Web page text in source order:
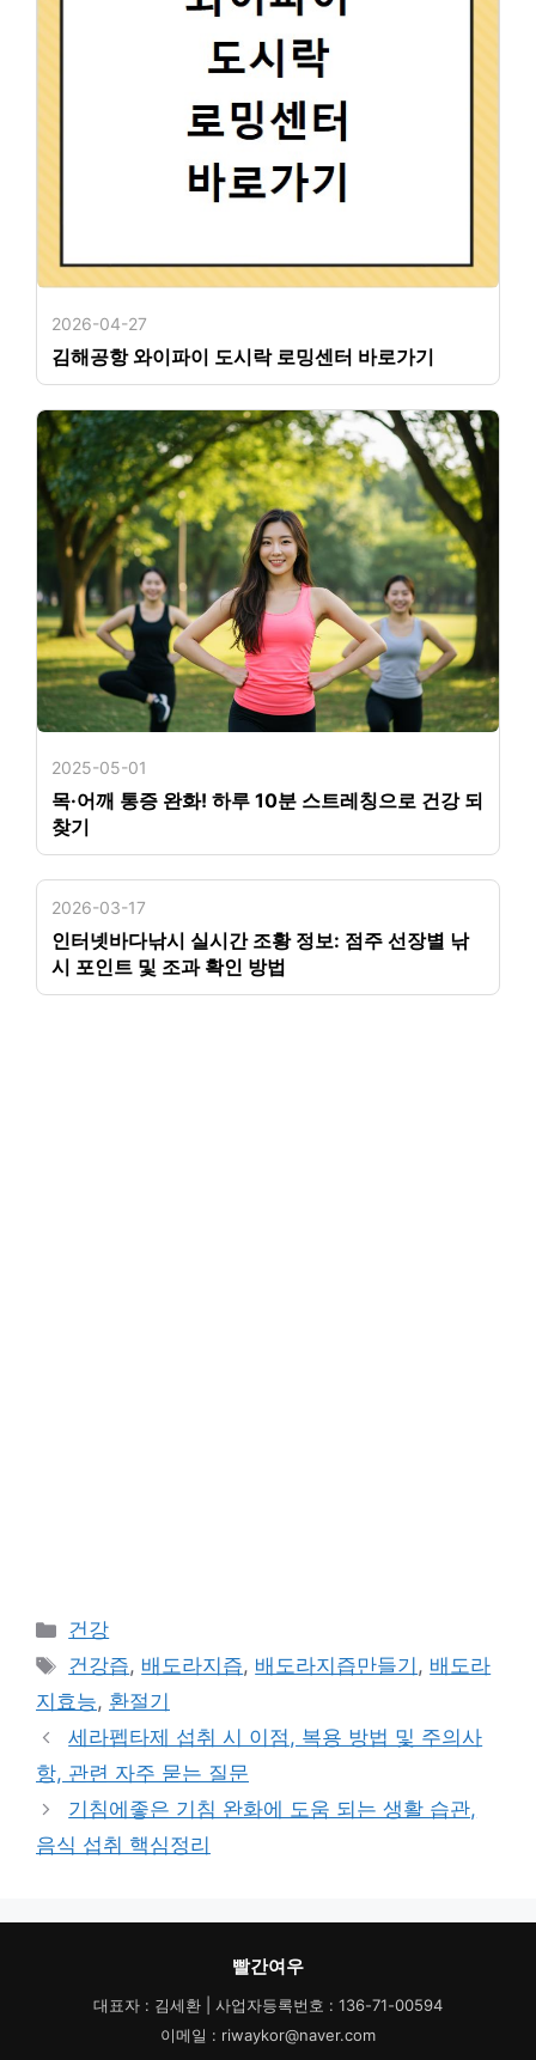
2026-04-27
김해공항 와이파이 도시락 로밍센터 바로가기
2025-05-01
목·어깨 통증 완화! 하루 10분 스트레칭으로 건강 되
찾기
2026-03-17
인터넷바다낚시 실시간 조황 정보: 점주 선장별 낚
시 포인트 및 조과 확인 방법
카
테
리
건강
태
그
건강즙, 배도라지즙, 배도라지즙만들기 , 배도라
지효능, 환절기
세라펩타제 섭취 시 이점, 복용 방법 및 주의사
항, 관련 자주 묻는 질문
기침에좋은 기침 완화에 도움 되는 생활 습관,
음식 섭취 핵심정리
빨간여우
대표자 : 김세환 | 사업자등록번호 : 136-71-00594
이메일 : riwaykor@naver.com